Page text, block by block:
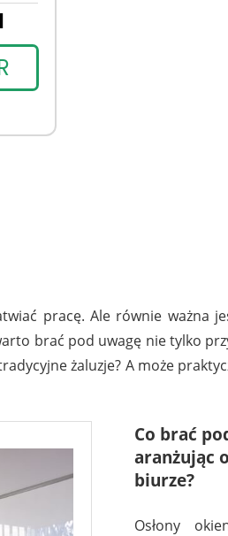
pracę. Ale równie ważna
brać pod uwagę nie tylko
żaluzje? A może
Co brać
aranżując
biurze?
Osłony